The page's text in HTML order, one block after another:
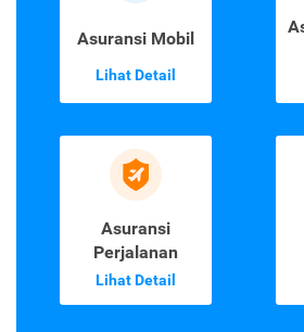
Asuransi Mobil
Lihat Detail
Asuransi
Perjalanan
Lihat Detail